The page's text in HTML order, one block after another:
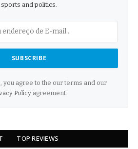
sports and politics.
you agree to the our terms and our
Policyagreement.
TOP REVIEWS